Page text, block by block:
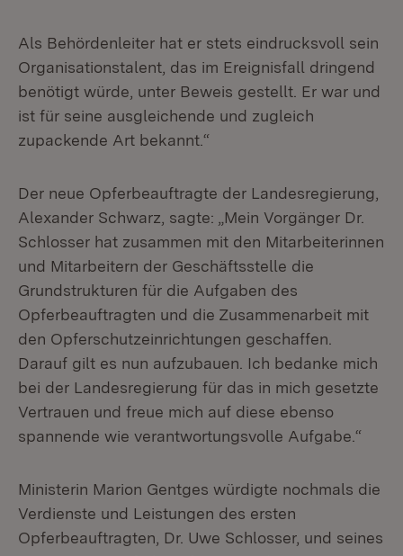
Als Behördenleiter hat er stets eindrucksvoll sein
Organisationstalent, das im Ereignisfall dringend
benötigt würde, unter Beweis gestellt. Er war und
ist für seine ausgleichende und zugleich
zupackende Art bekannt.“
Der neue Opferbeauftragte der Landesregierung,
Alexander Schwarz, sagte: „Mein Vorgänger Dr.
Schlosser hat zusammen mit den Mitarbeiterinnen
und Mitarbeitern der Geschäftsstelle die
Grundstrukturen für die Aufgaben des
Opferbeauftragten und die Zusammenarbeit mit
den Opferschutzeinrichtungen geschaffen.
Darauf gilt es nun aufzubauen. Ich bedanke mich
bei der Landesregierung für das in mich gesetzte
Vertrauen und freue mich auf diese ebenso
spannende wie verantwortungsvolle Aufgabe.“
Ministerin Marion Gentges würdigte nochmals die
Verdienste und Leistungen des ersten
Opferbeauftragten, Dr. Uwe Schlosser, und seines